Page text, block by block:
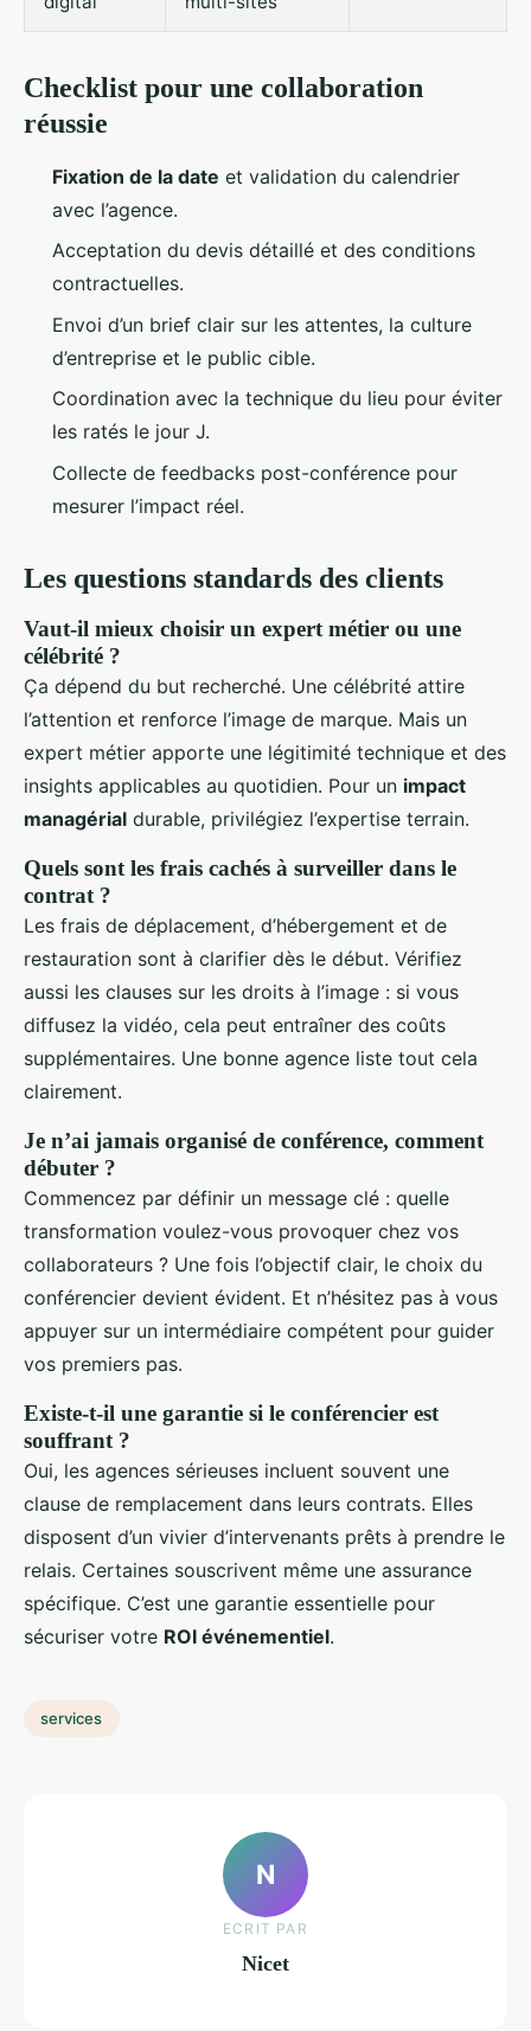
Checklist pour une collaboration
réussie
Fixation de la date et validation du calendrier
avec l’agence.
Acceptation du devis détaillé et des conditions
contractuelles.
Envoi d’un brief clair sur les attentes, la culture
d’entreprise et le public cible.
Coordination avec la technique du lieu pour éviter
les ratés le jour J.
Collecte de feedbacks post-conférence pour
mesurer l’impact réel.
Les questions standards des clients
Vaut-il mieux choisir un expert métier ou une
célébrité ?
Ça dépend du but recherché. Une célébrité attire
l’attention et renforce l’image de marque. Mais un
expert métier apporte une légitimité technique et des
insights applicables au quotidien. Pour un impact
managérial durable, privilégiez l’expertise terrain.
Quels sont les frais cachés à surveiller dans le
contrat ?
Les frais de déplacement, d’hébergement et de
restauration sont à clarifier dès le début. Vérifiez
aussi les clauses sur les droits à l’image : si vous
diffusez la vidéo, cela peut entraîner des coûts
supplémentaires. Une bonne agence liste tout cela
clairement.
Je n’ai jamais organisé de conférence, comment
débuter ?
Commencez par définir un message clé : quelle
transformation voulez-vous provoquer chez vos
collaborateurs ? Une fois l’objectif clair, le choix du
conférencier devient évident. Et n’hésitez pas à vous
appuyer sur un intermédiaire compétent pour guider
vos premiers pas.
Existe-t-il une garantie si le conférencier est
souffrant ?
Oui, les agences sérieuses incluent souvent une
clause de remplacement dans leurs contrats. Elles
disposent d’un vivier d’intervenants prêts à prendre le
relais. Certaines souscrivent même une assurance
spécifique. C’est une garantie essentielle pour
sécuriser votre ROI événementiel.
services
N
ECRIT PAR
Nicet